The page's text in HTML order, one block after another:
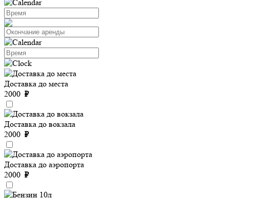
Доставка до места
2000 ₽
Доставка до вокзала
2000 ₽
Доставка до аэропорта
2000 ₽